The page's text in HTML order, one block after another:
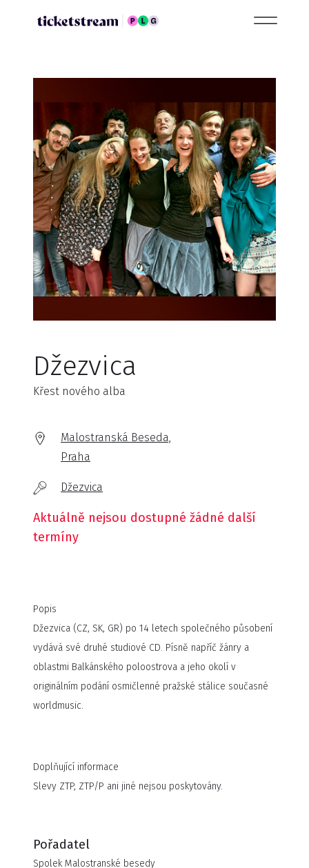
Džezvica
Křest nového alba
Malostranská Beseda,
Praha
Džezvica
Aktuálně nejsou dostupné žádné další
termíny
Popis
Džezvica (CZ, SK, GR) po 14 letech společného působení
vydává své druhé studiové CD. Písně napříč žánry a
oblastmi Balkánského poloostrova a jeho okolí v
originálním podání osmičlenné pražské stálice současné
worldmusic.
Doplňující informace
Slevy ZTP, ZTP/P ani jiné nejsou poskytovány.
Pořadatel
Spolek Malostranské besedy